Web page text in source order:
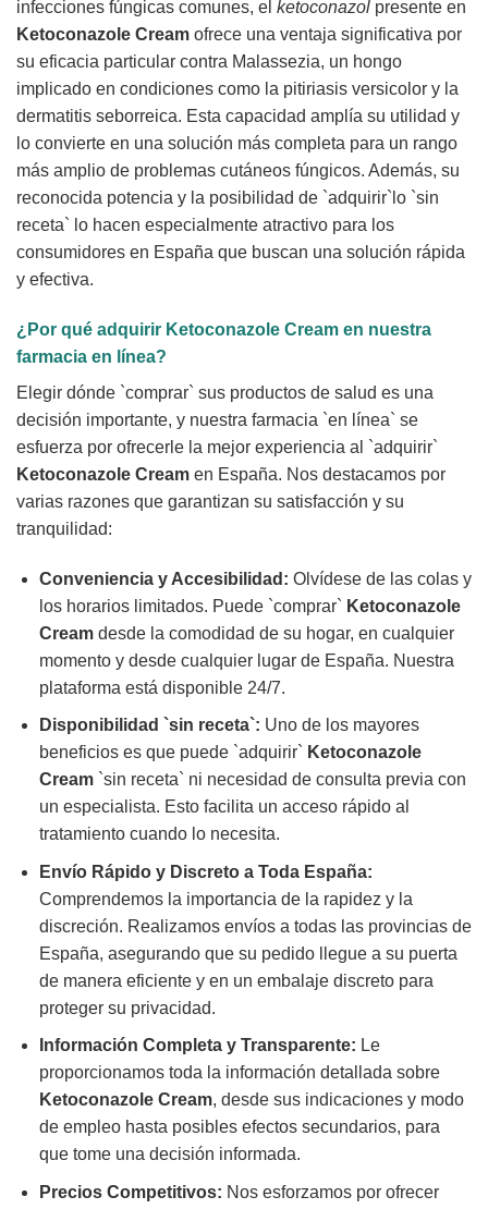
infecciones fúngicas comunes, el ketoconazol presente en
Ketoconazole Cream ofrece una ventaja significativa por
su eficacia particular contra Malassezia, un hongo
implicado en condiciones como la pitiriasis versicolor y la
dermatitis seborreica. Esta capacidad amplía su utilidad y
lo convierte en una solución más completa para un rango
más amplio de problemas cutáneos fúngicos. Además, su
reconocida potencia y la posibilidad de `adquirir`lo `sin
receta` lo hacen especialmente atractivo para los
consumidores en España que buscan una solución rápida
y efectiva.
¿Por qué adquirir Ketoconazole Cream en nuestra
farmacia en línea?
Elegir dónde `comprar` sus productos de salud es una
decisión importante, y nuestra farmacia `en línea` se
esfuerza por ofrecerle la mejor experiencia al `adquirir`
Ketoconazole Cream en España. Nos destacamos por
varias razones que garantizan su satisfacción y su
tranquilidad:
Conveniencia y Accesibilidad: Olvídese de las colas y
los horarios limitados. Puede `comprar` Ketoconazole
Creamdesde la comodidad de su hogar, en cualquier
momento y desde cualquier lugar de España. Nuestra
plataforma está disponible 24/7.
Disponibilidad `sin receta`: Uno de los mayores
beneficios es que puede `adquirir` Ketoconazole
Cream`sin receta` ni necesidad de consulta previa con
un especialista. Esto facilita un acceso rápido al
tratamiento cuando lo necesita.
Envío Rápido y Discreto a Toda España:
Comprendemos la importancia de la rapidez y la
discreción. Realizamos envíos a todas las provincias de
España, asegurando que su pedido llegue a su puerta
de manera eficiente y en un embalaje discreto para
proteger su privacidad.
Información Completa y Transparente: Le
proporcionamos toda la información detallada sobre
Ketoconazole Cream, desde sus indicaciones y modo
de empleo hasta posibles efectos secundarios, para
que tome una decisión informada.
Precios Competitivos: Nos esforzamos por ofrecer